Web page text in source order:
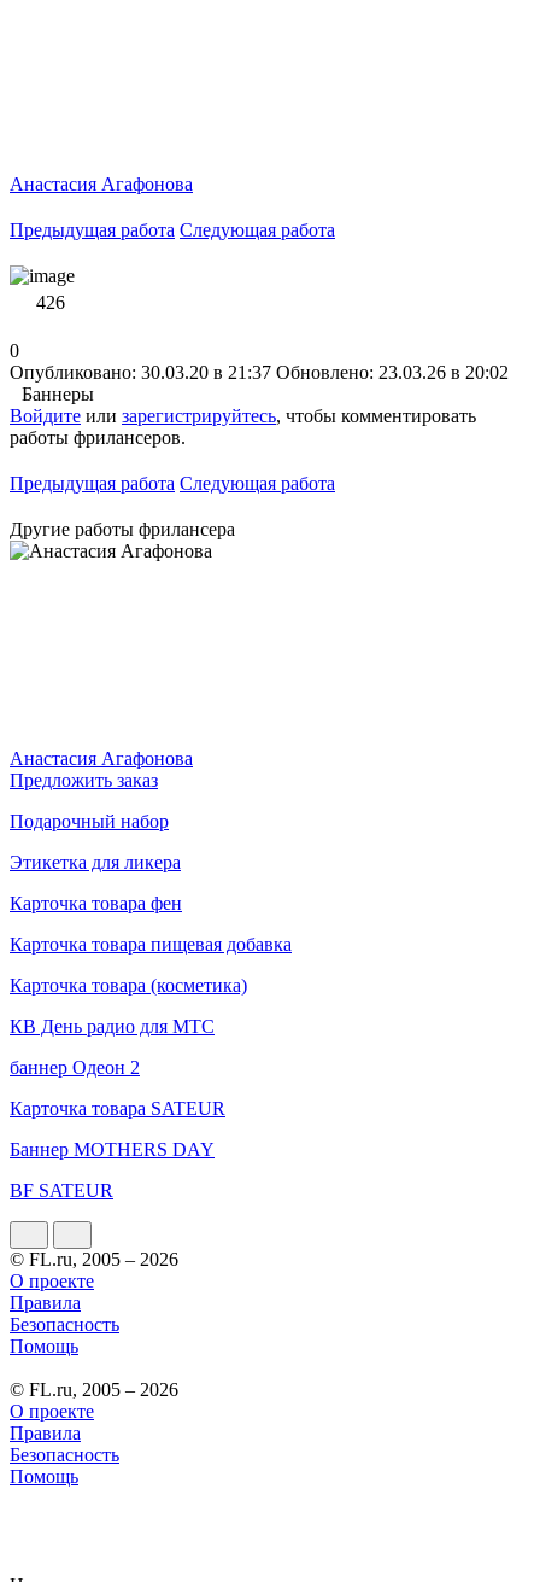
Анастасия Агафонова
Предыдущая работа Следующая работа
426
0
Опубликовано: 30.03.20 в 21:37 Обновлено: 23.03.26 в 20:02
Баннеры
Войдите или зарегистрируйтесь, чтобы комментировать
работы фрилансеров.
Предыдущая работа Следующая работа
Другие работы фрилансера
Анастасия Агафонова
Предложить заказ
Подарочный набор
Этикетка для ликера
Карточка товара фен
Карточка товара пищевая добавка
Карточка товара (косметика)
КВ День радио для МТС
баннер Одеон 2
Карточка товара SATEUR
Баннер MOTHERS DAY
BF SATEUR
© FL.ru, 2005 – 2026
О проекте
Правила
Безопасность
Помощь
© FL.ru, 2005 – 2026
О проекте
Правила
Безопасность
Помощь